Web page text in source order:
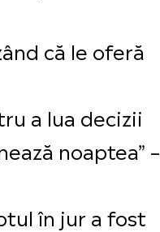
că le oferă
a lua decizii
noaptea” –
în jur a fost